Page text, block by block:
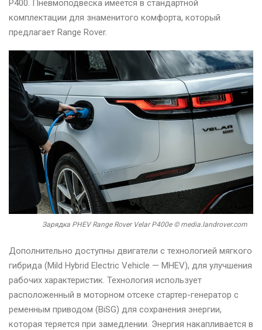
P400. Пневмоподвеска имеется в стандартной
комплектации для знаменитого комфорта, который
предлагает Range Rover.
Зарядка PHEV Range Rover Velar P400e © media.landrover.com
Дополнительно доступны двигатели с технологией мягкого
гибрида (Mild Hybrid Electric Vehicle — MHEV), для улучшения
рабочих характеристик. Технология использует
расположенный в моторном отсеке стартер-генератор с
ременным приводом (BiSG) для сохранения энергии,
которая теряется при замедлении. Энергия накапливается в